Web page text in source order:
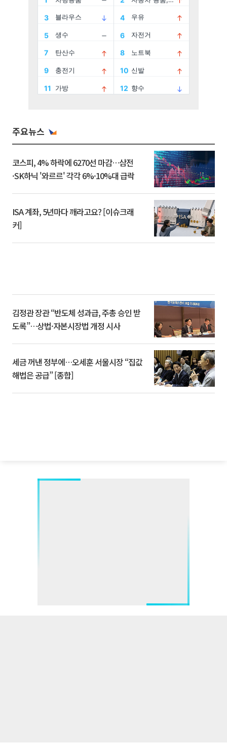
주요뉴스
코스피, 4% 하락에 6270선 마감…삼전
·SK하닉 '와르르' 각각 6%·10%대 급락
ISA 계좌, 5년마다 깨라고요? [이슈크래
커]
김정관 장관 “반도체 성과급, 주총 승인 받
도록”…상법·자본시장법 개정 시사
세금 꺼낸 정부에…오세훈 서울시장 “집값
해법은 공급” [종합]